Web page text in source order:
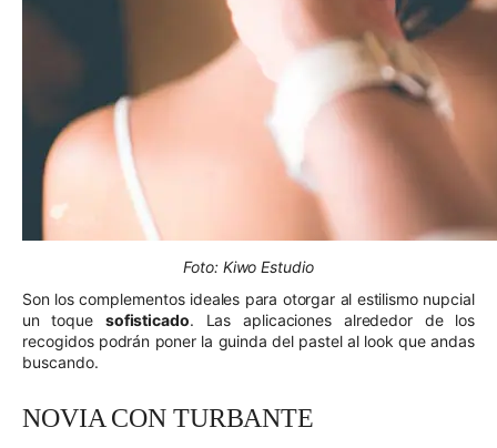
Foto: Kiwo Estudio
Son los complementos ideales para otorgar al estilismo nupcial
un toque sofisticado. Las aplicaciones alrededor de los
recogidos podrán poner la guinda del pastel al look que andas
buscando.
NOVIA CON TURBANTE